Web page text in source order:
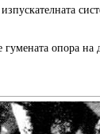
гумената опора на